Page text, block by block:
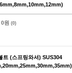
0원 (0)
트 (스프링와셔) SUS304